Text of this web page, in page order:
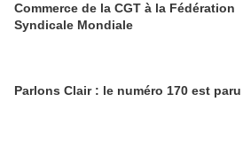
Commerce de la CGT à la Fédération
Syndicale Mondiale
Parlons Clair : le numéro 170 est paru